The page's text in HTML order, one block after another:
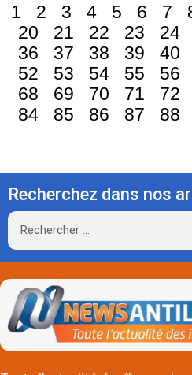
1 2 3 4 5 6 7
20
21 22 23 24
36
37 38 39 40
52
53 54 55 56
68
69 70 71 72
84
85 86 87 88
Recherchez dans nos
Rechercher